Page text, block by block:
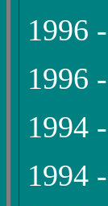
1996
1996
1994
1994